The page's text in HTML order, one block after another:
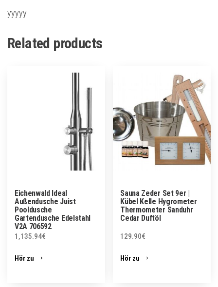
yyyyy
Related products
Eichenwald Ideal
Außendusche Juist
Pooldusche
Gartendusche Edelstahl
V2A 706592
1,135.94€
Hör zu
Sauna Zeder Set 9er |
Kübel Kelle Hygrometer
Thermometer Sanduhr
Cedar Duftöl
129.90€
Hör zu